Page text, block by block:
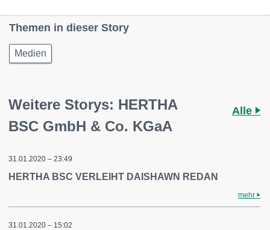
Themen in dieser Story
Medien
Weitere Storys: HERTHA
BSC GmbH & Co. KGaA
Alle
31.01.2020 – 23:49
HERTHA BSC VERLEIHT DAISHAWN REDAN
mehr
31.01.2020 – 15:02